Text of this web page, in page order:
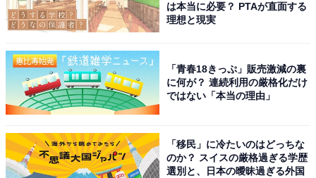
は本当に必要？ PTAが直面する
理想と現実
「青春18きっぷ」販売激減の裏
に何が？ 連続利用の厳格化だけ
ではない「本当の理由」
「移民」に冷たいのはどっちな
のか？ スイスの厳格過ぎる学歴
選別と、日本の曖昧過ぎる外国